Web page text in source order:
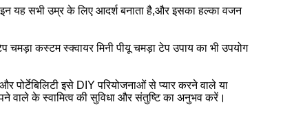
यह सभी उम्र के लिए आदर्श बनाता है,और इसका हल्का वजन
कस्टम स्क्वायर मिनी पीयू चमड़ा टेप उपाय का भी उपयोग
इसे DIY परियोजनाओं से प्यार करने वाले या
वाले के स्वामित्व की सुविधा और संतुष्टि का अनुभव करें।